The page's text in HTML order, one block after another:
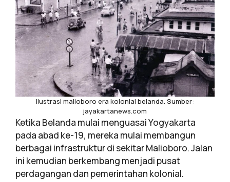
Ilustrasi malioboro era kolonial belanda. Sumber:
jayakartanews.com
Ketika Belanda mulai menguasai Yogyakarta
pada abad ke-19, mereka mulai membangun
berbagai infrastruktur di sekitar Malioboro. Jalan
ini kemudian berkembang menjadi pusat
perdagangan dan pemerintahan kolonial.